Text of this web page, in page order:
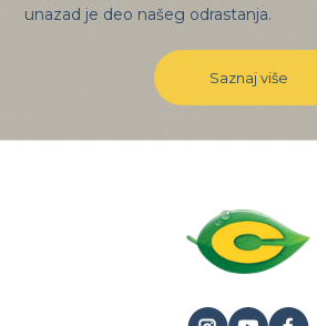
unazad je deo našeg odrastanja.
Saznaj više